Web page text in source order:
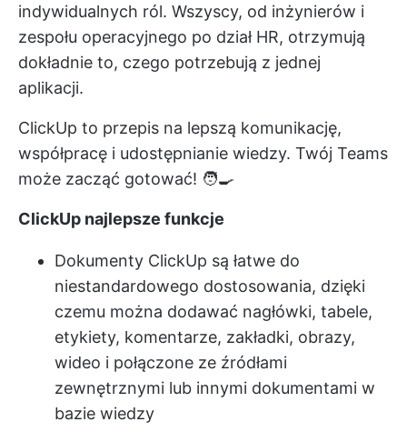
indywidualnych ról. Wszyscy, od inżynierów i
zespołu operacyjnego po dział HR, otrzymują
dokładnie to, czego potrzebują z jednej
aplikacji.
ClickUp to przepis na lepszą komunikację,
współpracę i udostępnianie wiedzy. Twój Teams
może zacząć gotować! 🧑‍🍳
ClickUp najlepsze funkcje
Dokumenty ClickUp są łatwe do
niestandardowego dostosowania, dzięki
czemu można dodawać nagłówki, tabele,
etykiety, komentarze, zakładki, obrazy,
wideo i połączone ze źródłami
zewnętrznymi lub innymi dokumentami w
bazie wiedzy